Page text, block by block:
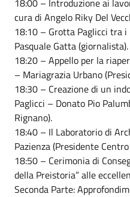
cura di Angelo Riky Del
18:10 – Grotta Paglicci tra i
Pasquale Gatta (giornalista).
18:20 – Appello per la
– Mariagrazia Urbano
18:30 – Creazione di un
Paglicci – Donato Pio
Rignano).
18:40 – Il Laboratorio di
Pazienza (Presidente
18:50 – Cerimonia di
della Preistoria” alle
Seconda Parte: